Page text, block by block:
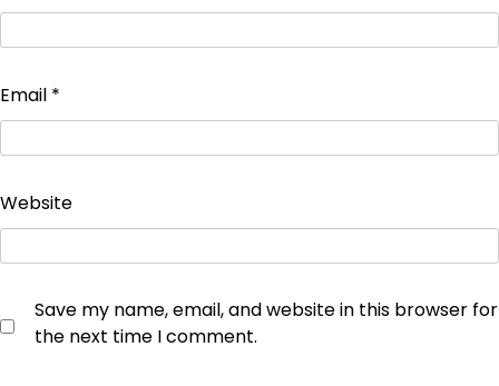
Email *
Website
Save my name, email, and website in this browser for
the next time I comment.